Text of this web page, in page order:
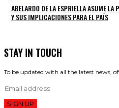
ABELARDO DE LA ESPRIELLA ASUME
Y SUS IMPLICACIONES PARA EL PAÍS
STAY IN TOUCH
To be updated with all the latest news,
SIGN UP